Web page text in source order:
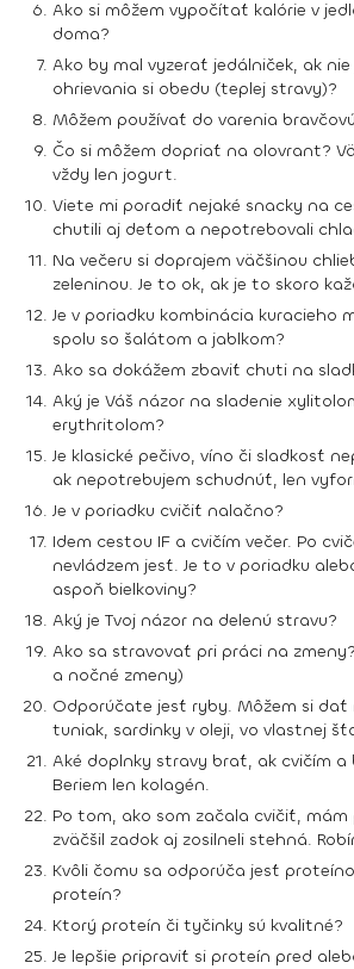
Ako si môžem vypočítať kalórie v
doma?
Ako by mal vyzerať jedálniček, ak
ohrievania si obedu (teplej stravy)?
Môžem používať do varenia
Čo si môžem dopriať na olovrant?
vždy len jogurt.
Viete mi poradiť nejaké snacky na
chutili aj deťom a nepotrebovali
Na večeru si doprajem väčšinou
zeleninou. Je to ok, ak je to skoro
Je v poriadku kombinácia kuracieho
spolu so šalátom a jablkom?
Ako sa dokážem zbaviť chuti na
Aký je Váš názor na sladenie
erythritolom?
Je klasické pečivo, víno či sladkosť
ak nepotrebujem schudnúť, len
Je v poriadku cvičiť nalačno?
Idem cestou IF a cvičím večer. Po
nevládzem jesť. Je to v poriadku
aspoň bielkoviny?
Aký je Tvoj názor na delenú stravu?
Ako sa stravovať pri práci na
a nočné zmeny)
Odporúčate jesť ryby. Môžem si dať
tuniak, sardinky v oleji, vo vlastnej
Aké doplnky stravy brať, ak cvičím a
Beriem len kolagén.
Po tom, ako som začala cvičiť,
zväčšil zadok aj zosilneli stehná.
Kvôli čomu sa odporúča jesť
proteín?
Ktorý proteín či tyčinky sú kvalitné?
Je lepšie pripraviť si proteín pred